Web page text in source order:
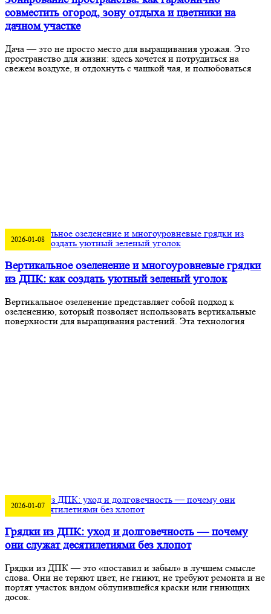
совместить огород, зону отдыха и цветники на
дачном участке
Дача — это не просто место для выращивания урожая. Это
пространство для жизни: здесь хочется и потрудиться на
свежем воздухе, и отдохнуть с чашкой чая, и полюбоваться
Вертикальное озеленение и многоуровневые грядки
из ДПК: как создать уютный зеленый уголок
2026-01-08
Вертикальное озеленение представляет собой подход к
озеленению, который позволяет использовать вертикальные
поверхности для выращивания растений. Эта технология
Грядки из ДПК: уход и долговечность — почему
они служат десятилетиями без хлопот
2026-01-07
Грядки из ДПК — это «поставил и забыл» в лучшем смысле
слова. Они не теряют цвет, не гниют, не требуют ремонта и не
портят участок видом облупившейся краски или гниющих
досок.